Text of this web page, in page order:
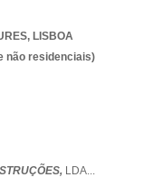
, LISBOA
não residenciais)
LDA...